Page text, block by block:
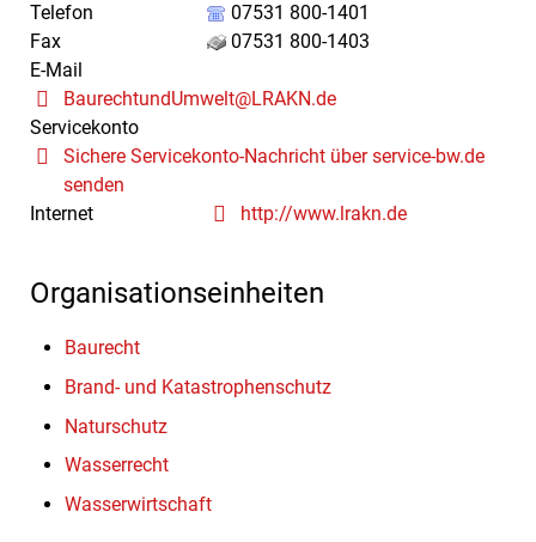
Telefon
07531 800-1401
Fax
07531 800-1403
E-Mail
BaurechtundUmwelt@LRAKN.de
Servicekonto
Sichere Servicekonto-Nachricht über service-bw.de
senden
Internet
http://www.lrakn.de
Organisationseinheiten
Baurecht
Brand- und Katastrophenschutz
Naturschutz
Wasserrecht
Wasserwirtschaft